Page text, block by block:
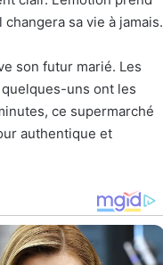
sa vie à jamais.
son futur marié. Les
uns ont les
ce supermarché
authentique et